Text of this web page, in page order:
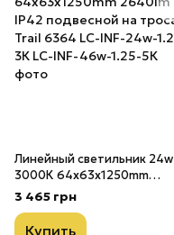
Линейный светильник 24w
3000К 64х63х1250mm
2640lm IP42 подвесной на
тросах Trail 6364 LC-INF-
24w-1.25-3К
3 465 грн
Купить